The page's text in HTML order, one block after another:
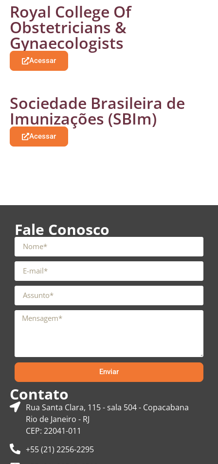
Royal College Of
Obstetricians &
Gynaecologists
Acessar
Sociedade Brasileira de
Imunizações (SBIm)
Acessar
Fale Conosco
Enviar
Contato
Rua Santa Clara, 115 - sala 504 - Copacabana
Rio de Janeiro - RJ
CEP: 22041-011
+55 (21) 2256-2295